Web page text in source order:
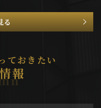
テリア天王寺
多様な間取りあり！
ライン内見可能です！
にお問合せください
ファミリーサロン
る
ておきたい
報